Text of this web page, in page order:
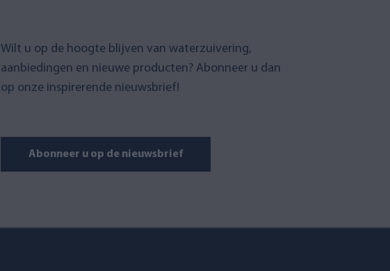
Wilt u op de hoogte blijven van waterzuivering,
aanbiedingen en nieuwe producten? Abonneer u dan
op onze inspirerende nieuwsbrief!
Abonneer u op de nieuwsbrief